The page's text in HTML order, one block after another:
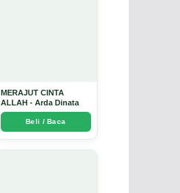
MERAJUT CINTA
ALLAH - Arda Dinata
Beli / Baca